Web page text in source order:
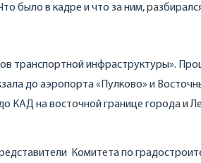
было в кадре и что за ним,
транспортной инфраструктуры».
до аэропорта «Пулково» и
КАД на восточной границе города и
Комитета по